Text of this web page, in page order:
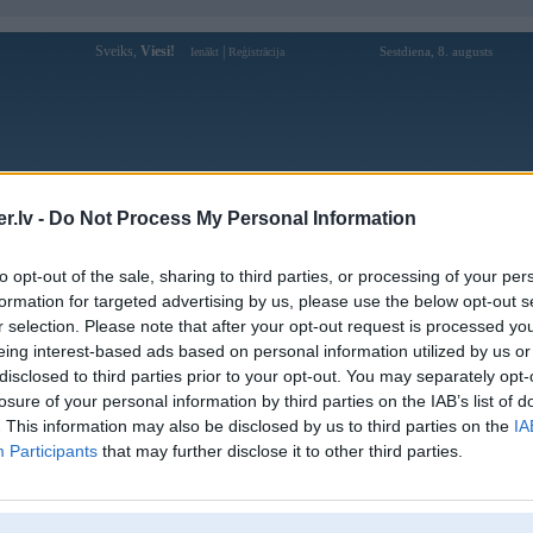
- Do Not Process My Personal Information
opt-out of the sale, sharing to third parties, or processing of your
for targeted advertising by us, please use the below opt-out
selection. Please note that after your opt-out request is processed
interest-based ads based on personal information utilized by us
to third parties prior to your opt-out. You may separately
of your personal information by third parties on the IAB’s list of
This information may also be disclosed by us to third parties on the
Participants that may further disclose it to other third parties.
Sveiks, Viesi! Ienākt Reģistrācija Sestdiena, 8. augusts
Forums Galerijas Reģistrācija Lietotāji
Lietotāja f05itcom profils
Lietotājvārds:
f05itcom
Ziņojumi forumā:
0
Pēdējie ziņojumi forumā